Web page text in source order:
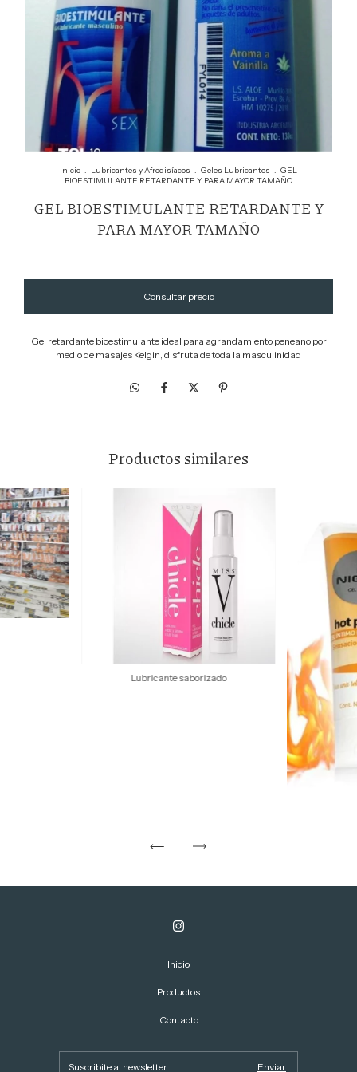
Inicio . Lubricantes y Afrodisíacos . Geles Lubricantes . GEL
BIOESTIMULANTE RETARDANTE Y PARA MAYOR TAMAÑO
GEL BIOESTIMULANTE RETARDANTE Y
PARA MAYOR TAMAÑO
Gel retardante bioestimulante ideal para agrandamiento peneano por
medio de masajes Kelgin, disfruta de toda la masculinidad
Productos similares
Lubricante saborizado
Inicio
Productos
Contacto